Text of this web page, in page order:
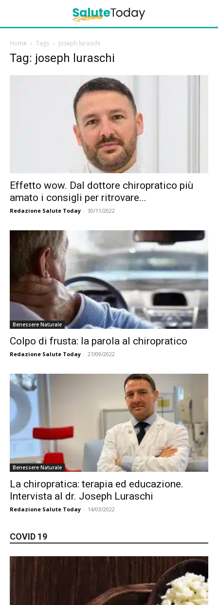
Home Tags Joseph luraschi
Tag: joseph luraschi
Effetto wow. Dal dottore chiropratico più
amato i consigli per ritrovare...
Redazione Salute Today - 30/11/2022
Benessere Naturale
Colpo di frusta: la parola al chiropratico
Redazione Salute Today - 27/09/2022
Benessere Naturale
La chiropratica: terapia ed educazione.
Intervista al dr. Joseph Luraschi
Redazione Salute Today - 14/03/2022
COVID 19